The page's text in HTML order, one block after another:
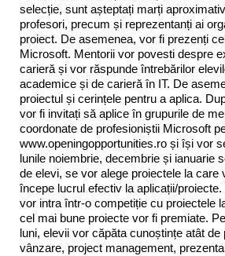
selecție, sunt așteptați marți
profesori, precum și reprezentanți ai
proiect. De asemenea, vor fi prezenți
Microsoft. Mentorii vor povesti despre
carieră și vor răspunde întrebărilor
academice și de carieră în IT. De
proiectul și cerințele pentru a aplica.
vor fi invitați să aplice în grupurile de
coordonate de profesioniștii Microsoft
www.openingopportunities.ro și își vor
lunile noiembrie, decembrie și ianuarie
de elevi, se vor alege proiectele la care
începe lucrul efectiv la aplicații/
vor intra într-o competiție cu proiectele
cel mai bune proiecte vor fi premiate.
luni, elevii vor căpăta cunoștințe atât
vânzare, project management,